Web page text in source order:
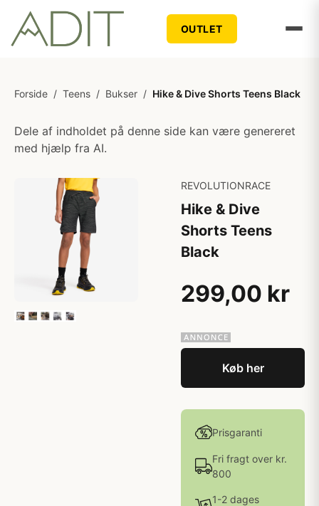
OUTLET
Forside / Teens / Bukser / Hike & Dive Shorts Teens Black
Dele af indholdet på denne side kan være genereret
med hjælp fra AI.
REVOLUTIONRACE
Hike & Dive
Shorts Teens
Black
299,00 kr
Køb her
Prisgaranti
Fri fragt over kr.
800
1-2 dages